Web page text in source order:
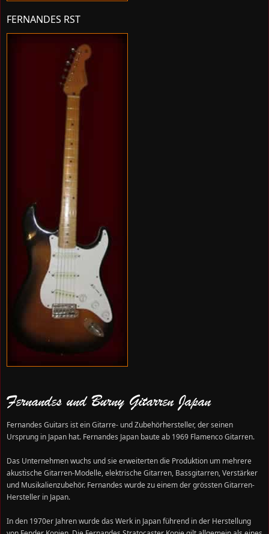
FERNANDES RST
Fernandes und Burny Gitarren Japan
Fernandes Guitars ist ein Gitarre- und Zubehörhersteller, der seinen
Ursprung in Japan hat. Fernandes Japan baute ab 1969 Flamenco Gitarren.
Das Unternehmen wuchs und sie erweiterten die Produktion um mehrere
akustische Gitarren-Modelle, elektrische Gitarren, Bassgitarren, Verstärker
und Musikalienzubehör. Fernandes wurde zu einem der grössten Gitarren-
Hersteller in Japan.
In den 1970er Jahren wurde das Werk in Japan führend in der Herstellung